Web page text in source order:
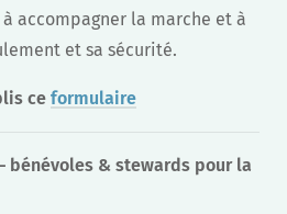
à accompagner la marche et à
et sa sécurité.
ce formulaire
bénévoles & stewards pour la